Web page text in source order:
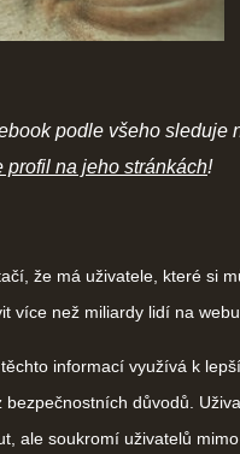
podle všeho sleduje
profil na jeho stránkách!
že má uživatele, které si
více než miliardy lidí na
informací využívá k
důvodů.
ale soukromí uživatelů